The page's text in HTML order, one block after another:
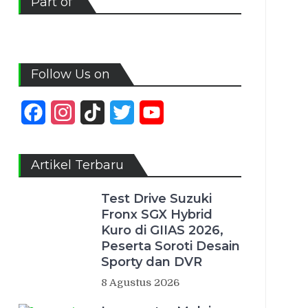
Follow Us on
FacebookInstagram
TikTok Twitter
Artikel Terbaru
Test Drive Suzuki
Fronx SGX Hybrid
Kuro di GIIAS 2026,
Peserta Soroti Desain
Sporty dan DVR
8 Agustus 2026